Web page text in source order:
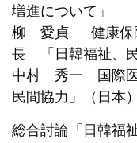
増進について」
柳 愛貞 健康保険
長 「日韓福祉、民
中村 秀一 国際医
民間協力」（日本）
総合討論「日韓